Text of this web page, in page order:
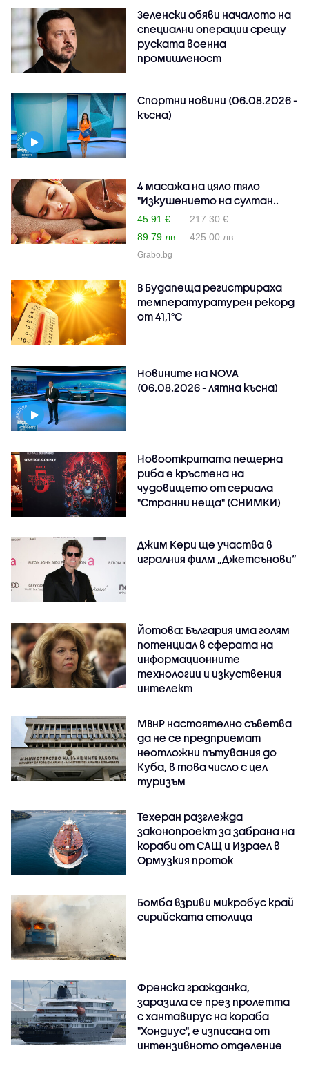
Зеленски обяви началото на
специални операции срещу
руската военна
промишленост
Спортни новини (06.08.2026 -
късна)
4 масажа на цяло тяло
"Изкушението на султан..
45.91 €
217.30 €
89.79 лв
425.00 лв
Grabo.bg
В Будапеща регистрираха
температуратурен рекорд
от 41,1°C
Новините на NOVA
(06.08.2026 - лятна късна)
Новооткритата пещерна
риба е кръстена на
чудовището от сериала
"Странни неща" (СНИМКИ)
Джим Кери ще участва в
игралния филм „Джетсънови“
Йотова: България има голям
потенциал в сферата на
информационните
технологии и изкуствения
интелект
МВнР настоятелно съветва
да не се предприемат
неотложни пътувания до
Куба, в това число с цел
туризъм
Техеран разглежда
законопроект за забрана на
кораби от САЩ и Израел в
Ормузкия проток
Бомба взриви микробус край
сирийската столица
Френска гражданка,
заразила се през пролетта
с хантавирус на кораба
"Хондиус", е изписана от
интензивното отделение